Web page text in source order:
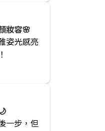
妝容🌸
姿光感亮
一步，但